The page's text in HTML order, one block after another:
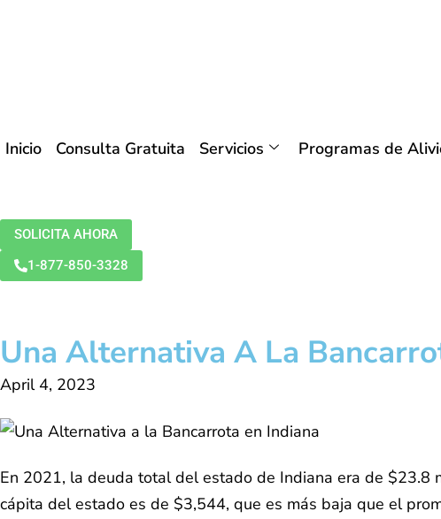
Inicio Consulta Gratuita Servicios Programas de
SOLICITA AHORA
1-877-850-3328
Una Alternativa A La
April 4, 2023
En 2021, la deuda total del estado de Indiana era de $23.8
cápita del estado es de $3,544, que es más baja que el